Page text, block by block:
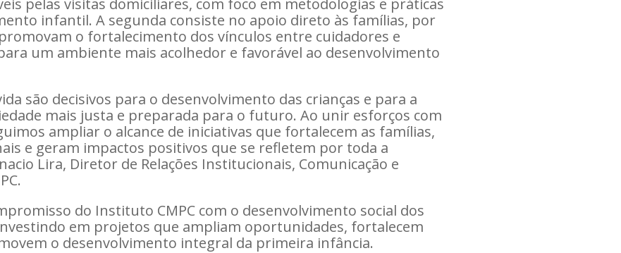
infantil. A segunda consiste no apoio direto às famílias, por
o fortalecimento dos vínculos entre cuidadores e
um ambiente mais acolhedor e favorável ao desenvolvimento
são decisivos para o desenvolvimento das crianças e para a
mais justa e preparada para o futuro. Ao unir esforços com
ampliar o alcance de iniciativas que fortalecem as famílias,
e geram impactos positivos que se refletem por toda a
Lira, Diretor de Relações Institucionais, Comunicação e
do Instituto CMPC com o desenvolvimento social dos
em projetos que ampliam oportunidades, fortalecem
o desenvolvimento integral da primeira infância.